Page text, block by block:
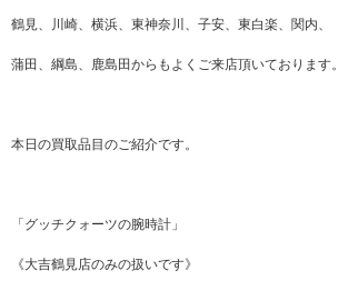
鶴見、川崎、横浜、東神奈川、子安、東白楽、関内、
蒲田、綱島、鹿島田からもよくご来店頂いております。
本日の買取品目のご紹介です。
「グッチクォーツの腕時計」
《大吉鶴見店のみの扱いです》